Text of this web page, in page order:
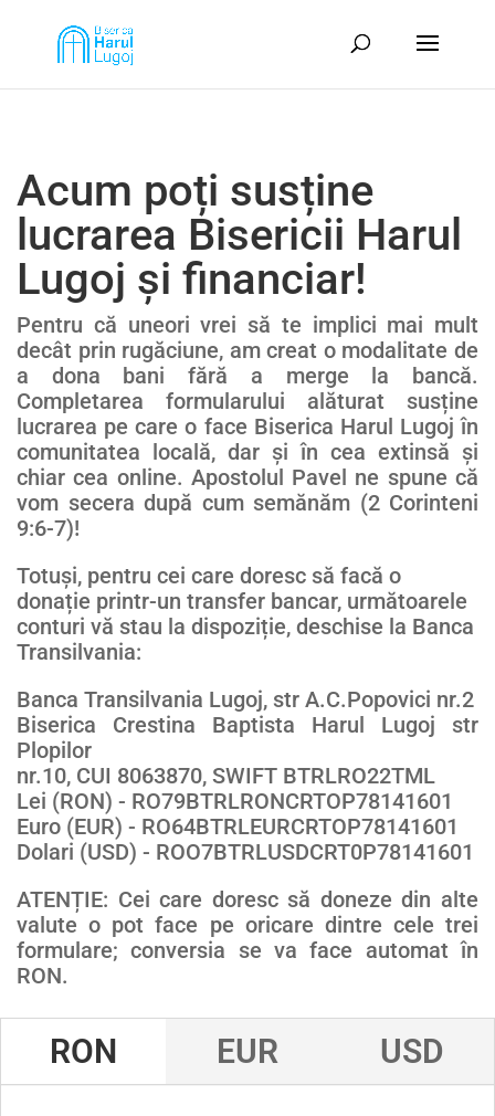
Acum poți susține
lucrarea Bisericii Harul
Lugoj și financiar!
Pentru că uneori vrei să te implici mai mult
decât prin rugăciune, am creat o modalitate de
a dona bani fără a merge la bancă.
Completarea formularului alăturat susține
lucrarea pe care o face Biserica Harul Lugoj în
comunitatea locală, dar și în cea extinsă și
chiar cea online. Apostolul Pavel ne spune că
vom secera după cum semănăm (2 Corinteni
9:6-7)!
Totuși, pentru cei care doresc să facă o
donație printr-un transfer bancar, următoarele
conturi vă stau la dispoziție, deschise la Banca
Transilvania:
Banca Transilvania Lugoj, str A.C.Popovici nr.2
Biserica Crestina Baptista Harul Lugoj str
Plopilor
nr.10, CUI 8063870, SWIFT BTRLRO22TML
Lei (RON) - RO79BTRLRONCRTOP78141601
Euro (EUR) - RO64BTRLEURCRTOP78141601
Dolari (USD) - ROO7BTRLUSDCRT0P78141601
ATENȚIE: Cei care doresc să doneze din alte
valute o pot face pe oricare dintre cele trei
formulare; conversia se va face automat în
RON.
RON EUR USD